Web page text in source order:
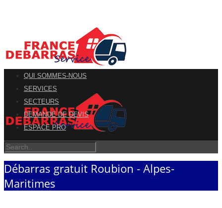
QUI SOMMES-NOUS
SERVICES
SECTEURS
DEMANDE DE DEVIS
ESPACE PRO
Débarras gratuit Roubion - Alpes-
Maritimes